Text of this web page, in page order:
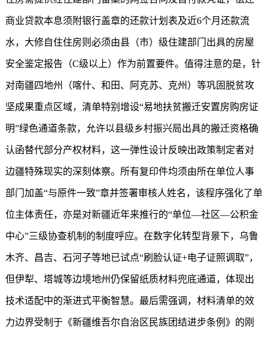
商业贷款本息须附银行盖章的还款计划表及近6个月还款流
水，大修自住住房则必须由县（市）级住建部门出具的房屋
安全鉴定报告（C级以上）作为前置要件。值得注意的是，针
对南疆四地州（喀什、和田、阿克苏、克州）等巩固脱贫攻
坚成果重点区域，清单特别增设“易地扶贫搬迁安置房购房证
明”绿色通道条款，允许以县级乡村振兴局出具的搬迁资格确
认函替代部分产权材料，这一弹性设计反映出政策制定者对
边疆特殊现实的深刻体察。所有复印件均须由所在单位人事
部门加盖“与原件一致”章并签署审核人姓名，该程序强化了单
位主体责任，亦是对新疆近年来推行的“单位—社区—公积金
中心”三级协查机制的制度呼应。在数字化转型背景下，乌鲁
木齐、昌吉、石河子等地已试点“刷脸认证+电子证照调取”，
但伊犁、塔城等边境地州仍保留纸质材料兜底通道，体现出
技术适配中的渐进式平衡智慧。最后需强调，材料清单的效
力边界受制于《新疆维吾尔自治区民族团结进步条例》的刚